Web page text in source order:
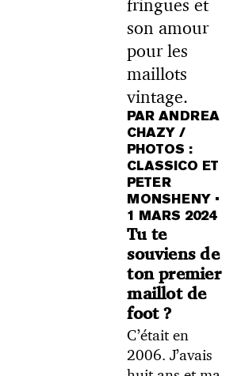
fringues et
son amour
pour les
maillots
vintage.
PAR ANDREA
CHAZY /
PHOTOS :
CLASSICO ET
PETER
MONSHENY •
1 MARS 2024
Tu te
souviens de
ton premier
maillot de
foot ?
C’était en
2006. J’avais